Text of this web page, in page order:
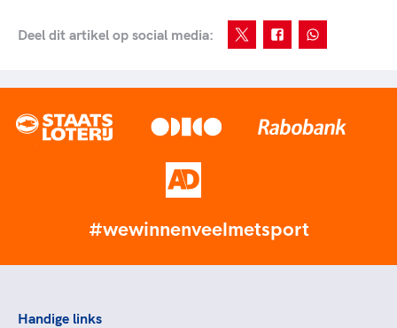
Deel dit artikel op social media:
#wewinnenveelmetsport
Handige links